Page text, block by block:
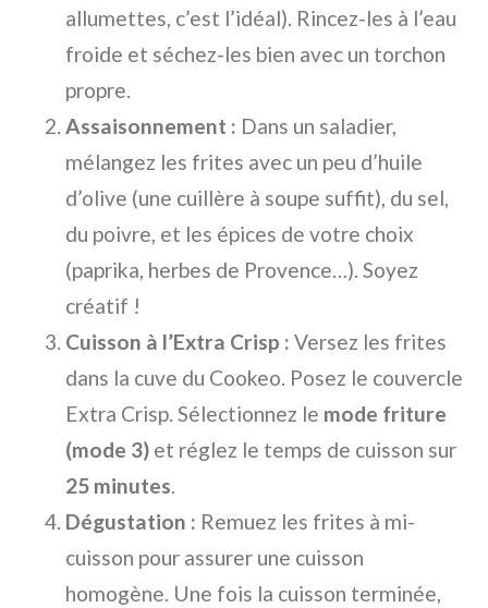
allumettes, c’est l’idéal). Rincez-les à l’eau
froide et séchez-les bien avec un torchon
propre.
Assaisonnement : Dans un saladier,
mélangez les frites avec un peu d’huile
d’olive (une cuillère à soupe suffit), du sel,
du poivre, et les épices de votre choix
(paprika, herbes de Provence…). Soyez
créatif !
Cuisson à l’Extra Crisp : Versez les frites
dans la cuve du Cookeo. Posez le couvercle
Extra Crisp. Sélectionnez le mode friture
(mode 3) et réglez le temps de cuisson sur
25 minutes.
Dégustation : Remuez les frites à mi-
cuisson pour assurer une cuisson
homogène. Une fois la cuisson terminée,